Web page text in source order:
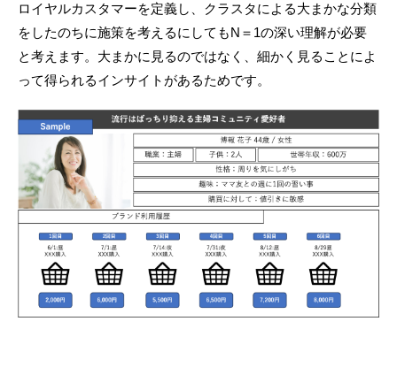
ロイヤルカスタマーを定義し、クラスタによる大まかな分類
をしたのちに施策を考えるにしてもN＝1の深い理解が必要
と考えます。大まかに見るのではなく、細かく見ることによ
って得られるインサイトがあるためです。